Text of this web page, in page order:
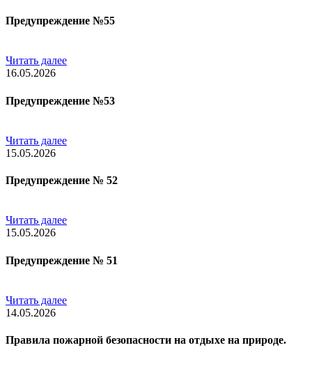
Предупреждение №55
Читать далее
16.05.2026
Предупреждение №53
Читать далее
15.05.2026
Предупреждение № 52
Читать далее
15.05.2026
Предупреждение № 51
Читать далее
14.05.2026
Правила пожарной безопасности на отдыхе на природе.